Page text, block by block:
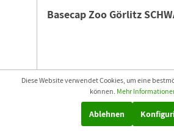
Basecap Zoo
Basecap für Tierpark-
cmBestickt mit dem Zoo-Goerlitz
Diese Website verwendet Cookies, um eine
können. Mehr
Ablehnen